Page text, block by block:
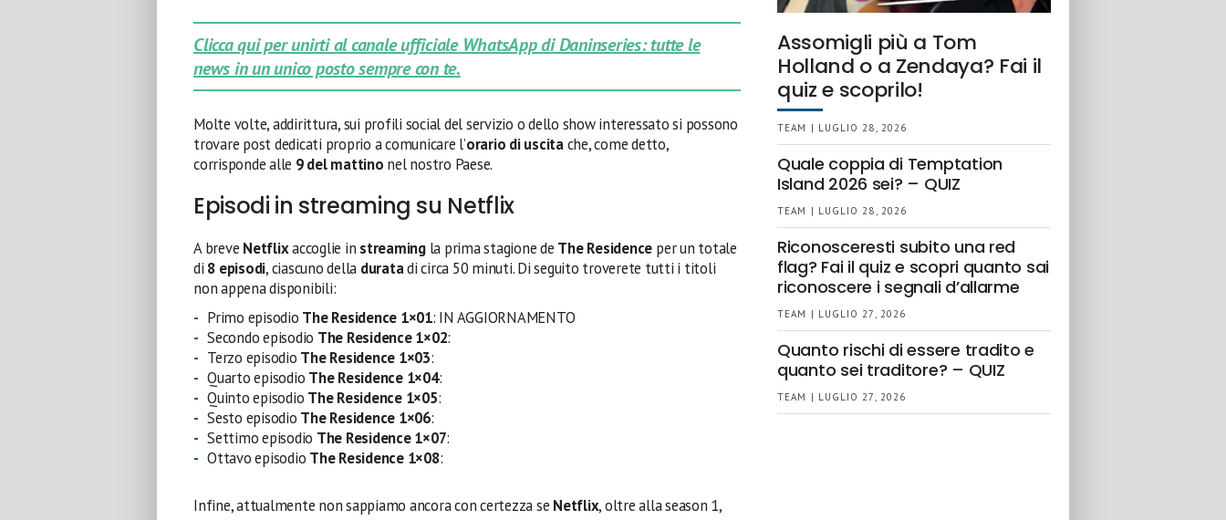
Clicca qui per unirti al canale ufficiale WhatsApp di Daninseries: tutte le
news in un unico posto sempre con te.
Molte volte, addirittura, sui profili social del servizio o dello show interessato si possono
trovare post dedicati proprio a comunicare l’orario di uscitache, come detto,
corrisponde alle 9 del mattino nel nostro Paese.
Episodi in streaming su Netflix
A breve Netflixaccoglie in streamingla prima stagione de The Residence per un totale
di 8 episodi, ciascuno della duratadi circa 50 minuti. Di seguito troverete tutti i titoli
non appena disponibili:
Primo episodio The Residence 1×01: IN AGGIORNAMENTO
Secondo episodio The Residence 1×02:
Terzo episodio The Residence 1×03:
Quarto episodio The Residence 1×04:
Quinto episodio The Residence 1×05:
Sesto episodio The Residence 1×06:
Settimo episodio The Residence 1×07:
Ottavo episodio The Residence 1×08:
Infine, attualmente non sappiamo ancora con certezza se Netflix, oltre alla season 1,
Assomigli più a Tom
Holland o a Zendaya? Fai il
quiz e scoprilo!
TEAM | LUGLIO 28, 2026
Quale coppia di Temptation
Island 2026 sei? – QUIZ
TEAM | LUGLIO 28, 2026
Riconosceresti subito una red
flag? Fai il quiz e scopri quanto sai
riconoscere i segnali d’allarme
TEAM | LUGLIO 27, 2026
Quanto rischi di essere tradito e
quanto sei traditore? – QUIZ
TEAM | LUGLIO 27, 2026